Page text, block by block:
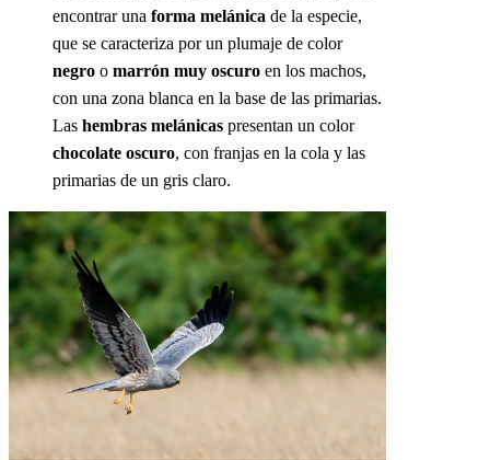
encontrar una forma melánica de la especie,
que se caracteriza por un plumaje de color
negro o marrón muy oscuro en los machos,
con una zona blanca en la base de las primarias.
Las hembras melánicas presentan un color
chocolate oscuro, con franjas en la cola y las
primarias de un gris claro.